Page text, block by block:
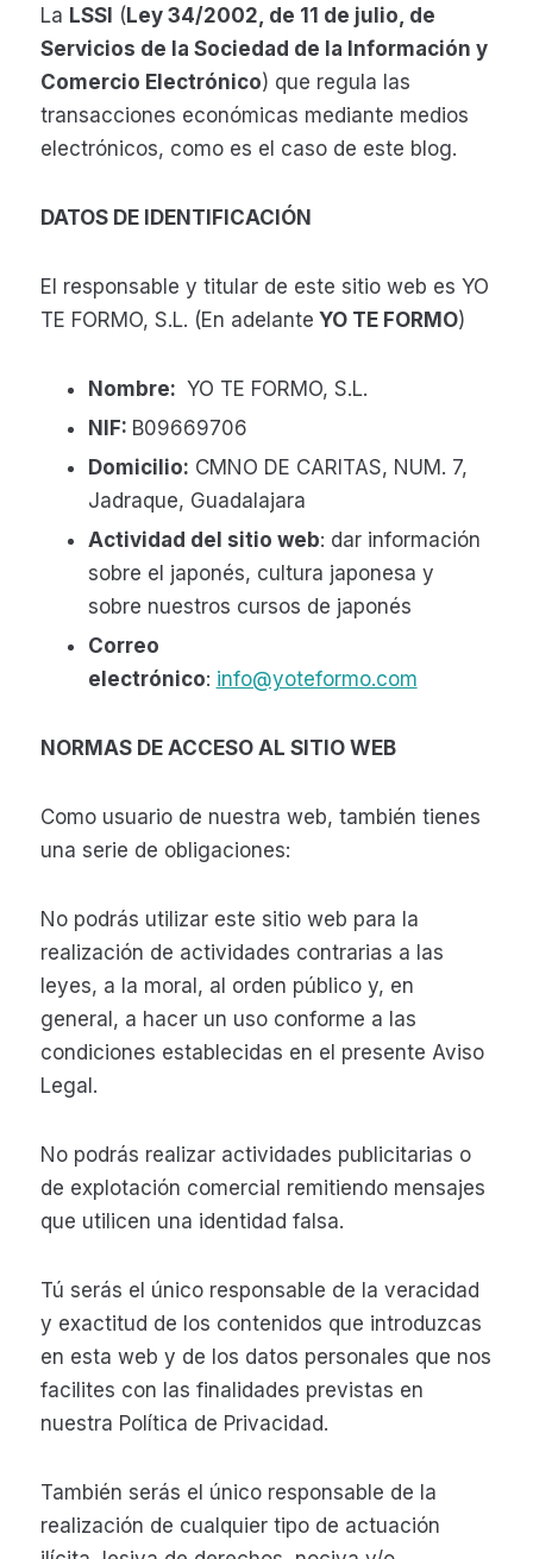
La LSSI ( Ley 34/2002, de 11 de julio, de
Servicios de la Sociedad de la Información y
Comercio Electrónico) que regula las
transacciones económicas mediante medios
electrónicos, como es el caso de este blog.
DATOS DE IDENTIFICACIÓN
El responsable y titular de este sitio web es YO
TE FORMO, S.L. (En adelante YO TE FORMO)
Nombre: YO TE FORMO, S.L.
NIF: B09669706
Domicilio: CMNO DE CARITAS, NUM. 7,
Jadraque, Guadalajara
Actividad del sitio web: dar información
sobre el japonés, cultura japonesa y
sobre nuestros cursos de japonés
Correo
electrónico: info@yoteformo.com
NORMAS DE ACCESO AL SITIO WEB
Como usuario de nuestra web, también tienes
una serie de obligaciones:
No podrás utilizar este sitio web para la
realización de actividades contrarias a las
leyes, a la moral, al orden público y, en
general, a hacer un uso conforme a las
condiciones establecidas en el presente Aviso
Legal.
No podrás realizar actividades publicitarias o
de explotación comercial remitiendo mensajes
que utilicen una identidad falsa.
Tú serás el único responsable de la veracidad
y exactitud de los contenidos que introduzcas
en esta web y de los datos personales que nos
facilites con las finalidades previstas en
nuestra Política de Privacidad.
También serás el único responsable de la
realización de cualquier tipo de actuación